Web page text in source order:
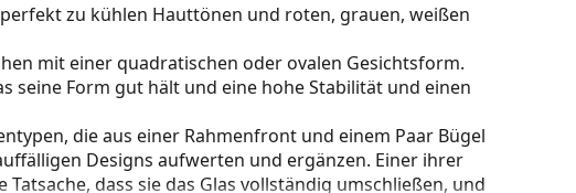
zu kühlen Hauttönen und roten, grauen, weißen
mit einer quadratischen oder ovalen Gesichtsform.
seine Form gut hält und eine hohe Stabilität und einen
die aus einer Rahmenfront und einem Paar Bügel
Designs aufwerten und ergänzen. Einer ihrer
dass sie das Glas vollständig umschließen, und